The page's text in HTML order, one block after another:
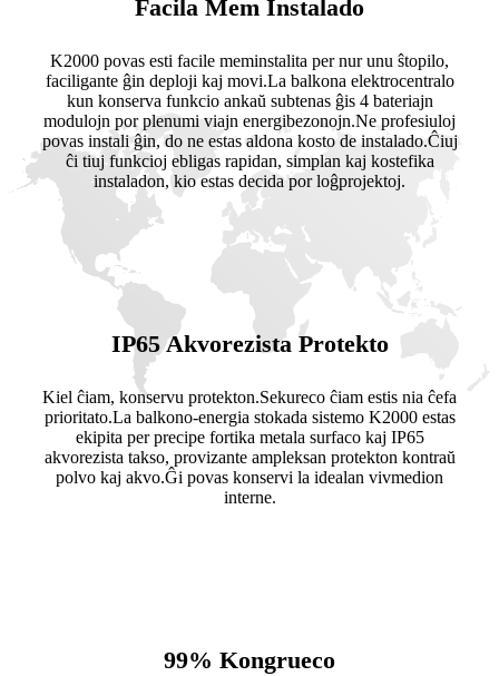
Facila Mem Instalado
K2000 povas esti facile meminstalita per nur unu ŝtopilo,
faciligante ĝin deploji kaj movi.La balkona elektrocentralo
kun konserva funkcio ankaŭ subtenas ĝis 4 bateriajn
modulojn por plenumi viajn energibezonojn.Ne profesiuloj
povas instali ĝin, do ne estas aldona kosto de instalado.Ĉiuj
ĉi tiuj funkcioj ebligas rapidan, simplan kaj kostefika
instaladon, kio estas decida por loĝprojektoj.
IP65 Akvorezista Protekto
Kiel ĉiam, konservu protekton.Sekureco ĉiam estis nia ĉefa
prioritato.La balkono-energia stokada sistemo K2000 estas
ekipita per precipe fortika metala surfaco kaj IP65
akvorezista takso, provizante ampleksan protekton kontraŭ
polvo kaj akvo.Ĝi povas konservi la idealan vivmedion
interne.
99% Kongrueco